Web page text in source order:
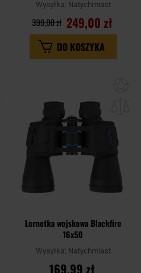
Wysyłka: Natychmiast
249,00 zł
399,00 zł
DO KOSZYKA
Lornetka wojskowa Blackfire
16x50
Wysyłka: Natychmiast
169,99 zł